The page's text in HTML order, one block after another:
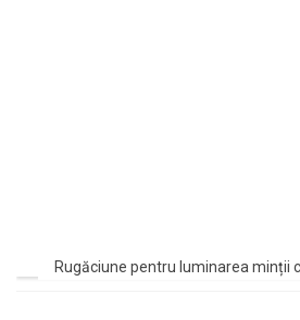
Rugăciune pentru luminarea minții